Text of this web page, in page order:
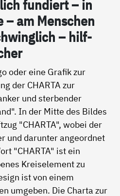
fun­diert – in
– am Men­schen
– hil­f­